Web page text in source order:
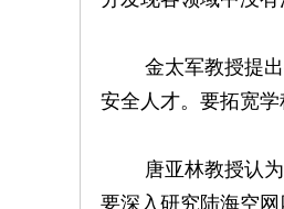
金太军教授提出要
安全人才。要拓宽
唐亚林教授认为要
要深入研究陆海空网